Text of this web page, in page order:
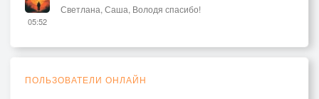
05:52
Светлана, Саша, Володя спасибо!
ПОЛЬЗОВАТЕЛИ ОНЛАЙН